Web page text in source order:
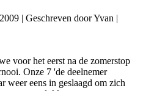
| Geschreven door Yvan |
voor het eerst na de zomerstop
Onze 7 'de deelnemer
weer eens in geslaagd om zich